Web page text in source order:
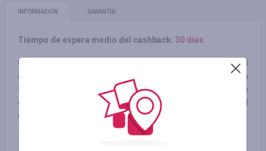
INFORMACIÓN GARANTÍA
Tiempo de espera medio del cashback: 30 días
Gracias al entusiasmo, dedicación y trabajo duro de todo el
equipo de Rayna, la compañía es considerada pionera en la
tendencia del segmento de viajes y turismo. No importa a
dónde desees ir, Rayna garantiza seguridad y comodidad
durante toda tu estancia.